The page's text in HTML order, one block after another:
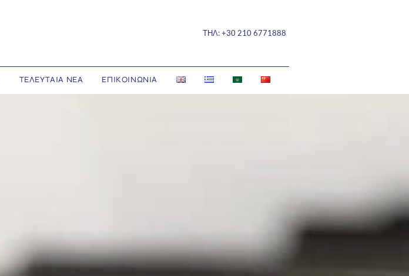
ΤΗΛ:+30 210 6771888
ΤΕΛΕΥΤΑΙΑ ΝΕΑ ΕΠΙΚΟΙΝΩΝΙΑ